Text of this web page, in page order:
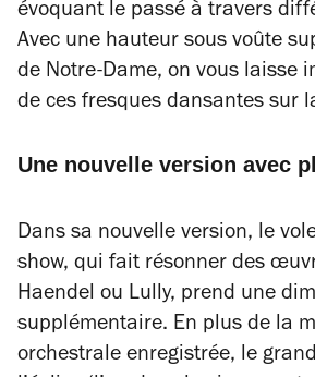
évoquant le passé à travers
Avec une hauteur sous voûte
de Notre-Dame, on vous laisse
de ces fresques dansantes sur
Une nouvelle version avec
Dans sa nouvelle version, le
show, qui fait résonner des
Haendel ou Lully, prend une
supplémentaire. En plus de la
orchestrale enregistrée, le